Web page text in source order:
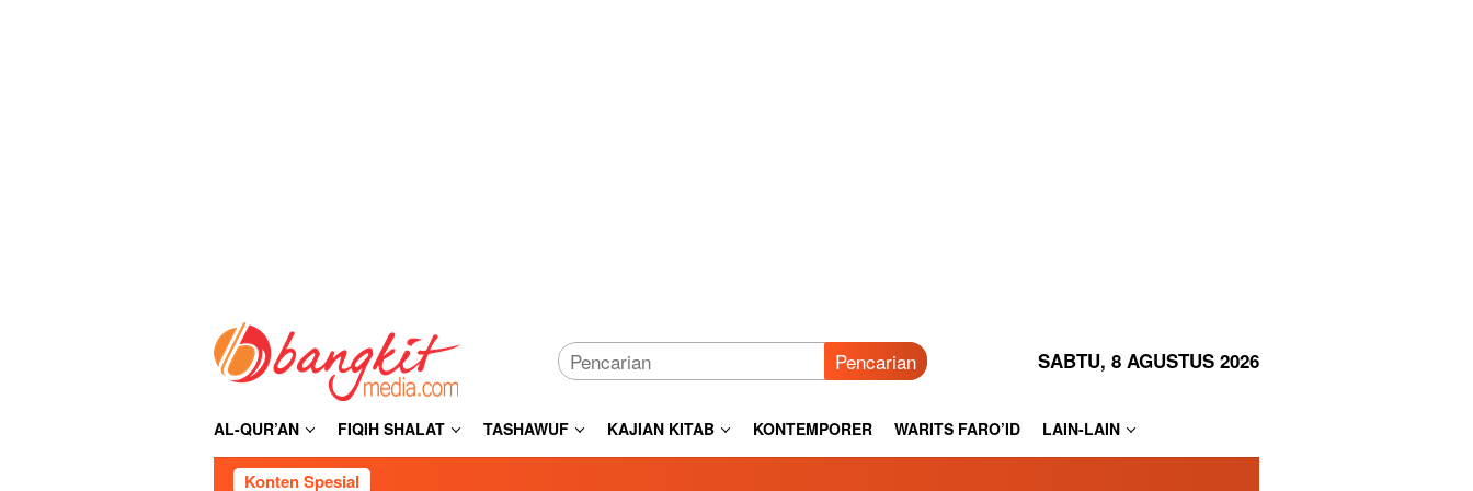
Pencarian SABTU, 8 AGUSTUS 2026
AL-QUR’AN FIQIH SHALAT TASHAWUF KAJIAN KITAB KONTEMPORER WARITS FARO’ID LAIN-LAIN
Konten Spesial